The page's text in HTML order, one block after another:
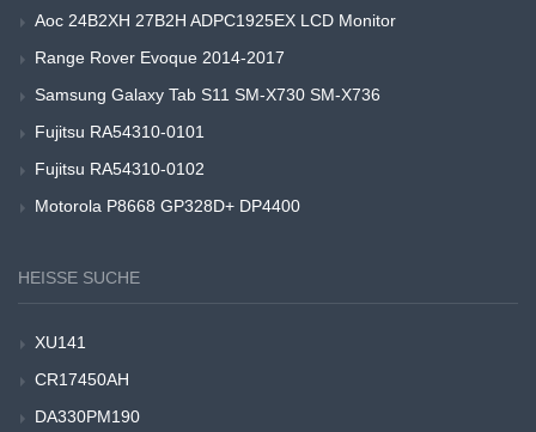
Aoc 24B2XH 27B2H ADPC1925EX LCD Monitor
Range Rover Evoque 2014-2017
Samsung Galaxy Tab S11 SM-X730 SM-X736
Fujitsu RA54310-0101
Fujitsu RA54310-0102
Motorola P8668 GP328D+ DP4400
HEISSE SUCHE
XU141
CR17450AH
DA330PM190